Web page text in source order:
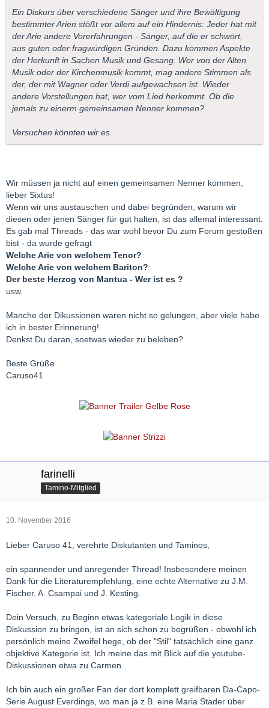
Ein Diskurs über verschiedene Sänger und ihre Bewältigung
bestimmter Arien stößt vor allem auf ein Hindernis: Jeder hat mit
der Arie andere Vorerfahrungen - Sänger, auf die er schwört,
aus guten oder fragwürdigen Gründen. Dazu kommen Aspekte
der Herkunft in Sachen Musik und Gesang. Wer von der Alten
Musik oder der Kirchenmusik kommt, mag andere Stimmen als
der, der mit Wagner oder Verdi aufgewachsen ist. Wieder
andere Vorstellungen hat, wer vom Lied herkommt. Ob die
jemals zu einerm gemeinsamen Nenner kommen?
Versuchen könnten wir es.
Wir müssen ja nicht auf einen gemeinsamen Nenner kommen,
lieber Sixtus!
Wenn wir uns austauschen und dabei begründen, warum wir
diesen oder jenen Sänger für gut halten, ist das allemal interessant.
Es gab mal Threads - das war wohl bevor Du zum Forum gestoßen
bist - da wurde gefragt
Welche Arie von welchem Tenor?
Welche Arie von welchem Bariton?
Der beste Herzog von Mantua - Wer ist es ?
usw.
Manche der Dikussionen waren nicht so gelungen, aber viele habe
ich in bester Erinnerung!
Denkst Du daran, soetwas wieder zu beleben?
Beste Grüße
Caruso41
farinelli
Tamino-Mitglied
10. November 2016
Lieber Caruso 41, verehrte Diskutanten und Taminos,
ein spannender und anregender Thread! Insbesondere meinen
Dank für die Literaturempfehlung, eine echte Alternative zu J.M.
Fischer, A. Csampai und J. Kesting.
Dein Versuch, zu Beginn etwas kategoriale Logik in diese
Diskussion zu bringen, ist an sich schon zu begrüßen - obwohl ich
persönlich meine Zweifel hege, ob der "Stil" tatsächlich eine ganz
objektive Kategorie ist. Ich meine das mit Blick auf die youtube-
Diskussionen etwa zu Carmen.
Ich bin auch ein großer Fan der dort komplett greifbaren Da-Capo-
Serie August Everdings, wo man ja z.B. eine Maria Stader über